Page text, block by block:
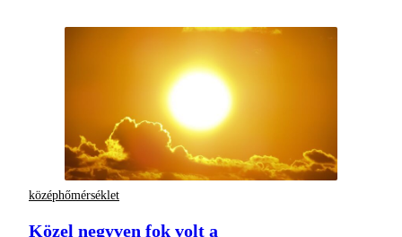
középhőmérséklet
Közel negyven fok volt a